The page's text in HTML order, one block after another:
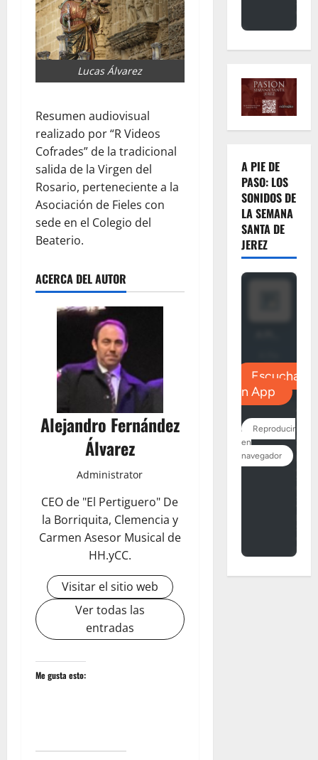
Lucas Álvarez
Resumen audiovisual
realizado por “R Videos
Cofrades” de la tradicional
salida de la Virgen del
Rosario, perteneciente a la
Asociación de Fieles con
sede en el Colegio del
Beaterio.
ACERCA DEL AUTOR
Alejandro Fernández
Álvarez
Administrator
CEO de "El Pertiguero" De
la Borriquita, Clemencia y
Carmen Asesor Musical de
HH.yCC.
Visitar el sitio web
Ver todas las
entradas
Me gusta esto:
A PIE DE
PASO: LOS
SONIDOS DE
LA SEMANA
SANTA DE
JEREZ